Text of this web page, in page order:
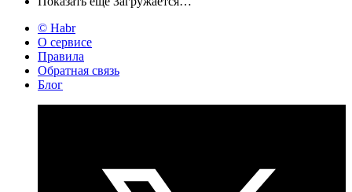
© Habr
О сервисе
Правила
Обратная связь
Блог